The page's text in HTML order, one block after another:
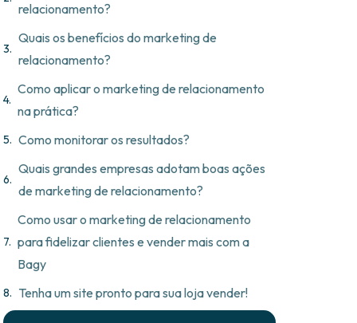
relacionamento?
Quais os benefícios do marketing de
relacionamento?
Como aplicar o marketing de relacionamento
na prática?
Como monitorar os resultados?
Quais grandes empresas adotam boas ações
de marketing de relacionamento?
Como usar o marketing de relacionamento
para fidelizar clientes e vender mais com a
Bagy
Tenha um site pronto para sua loja vender!